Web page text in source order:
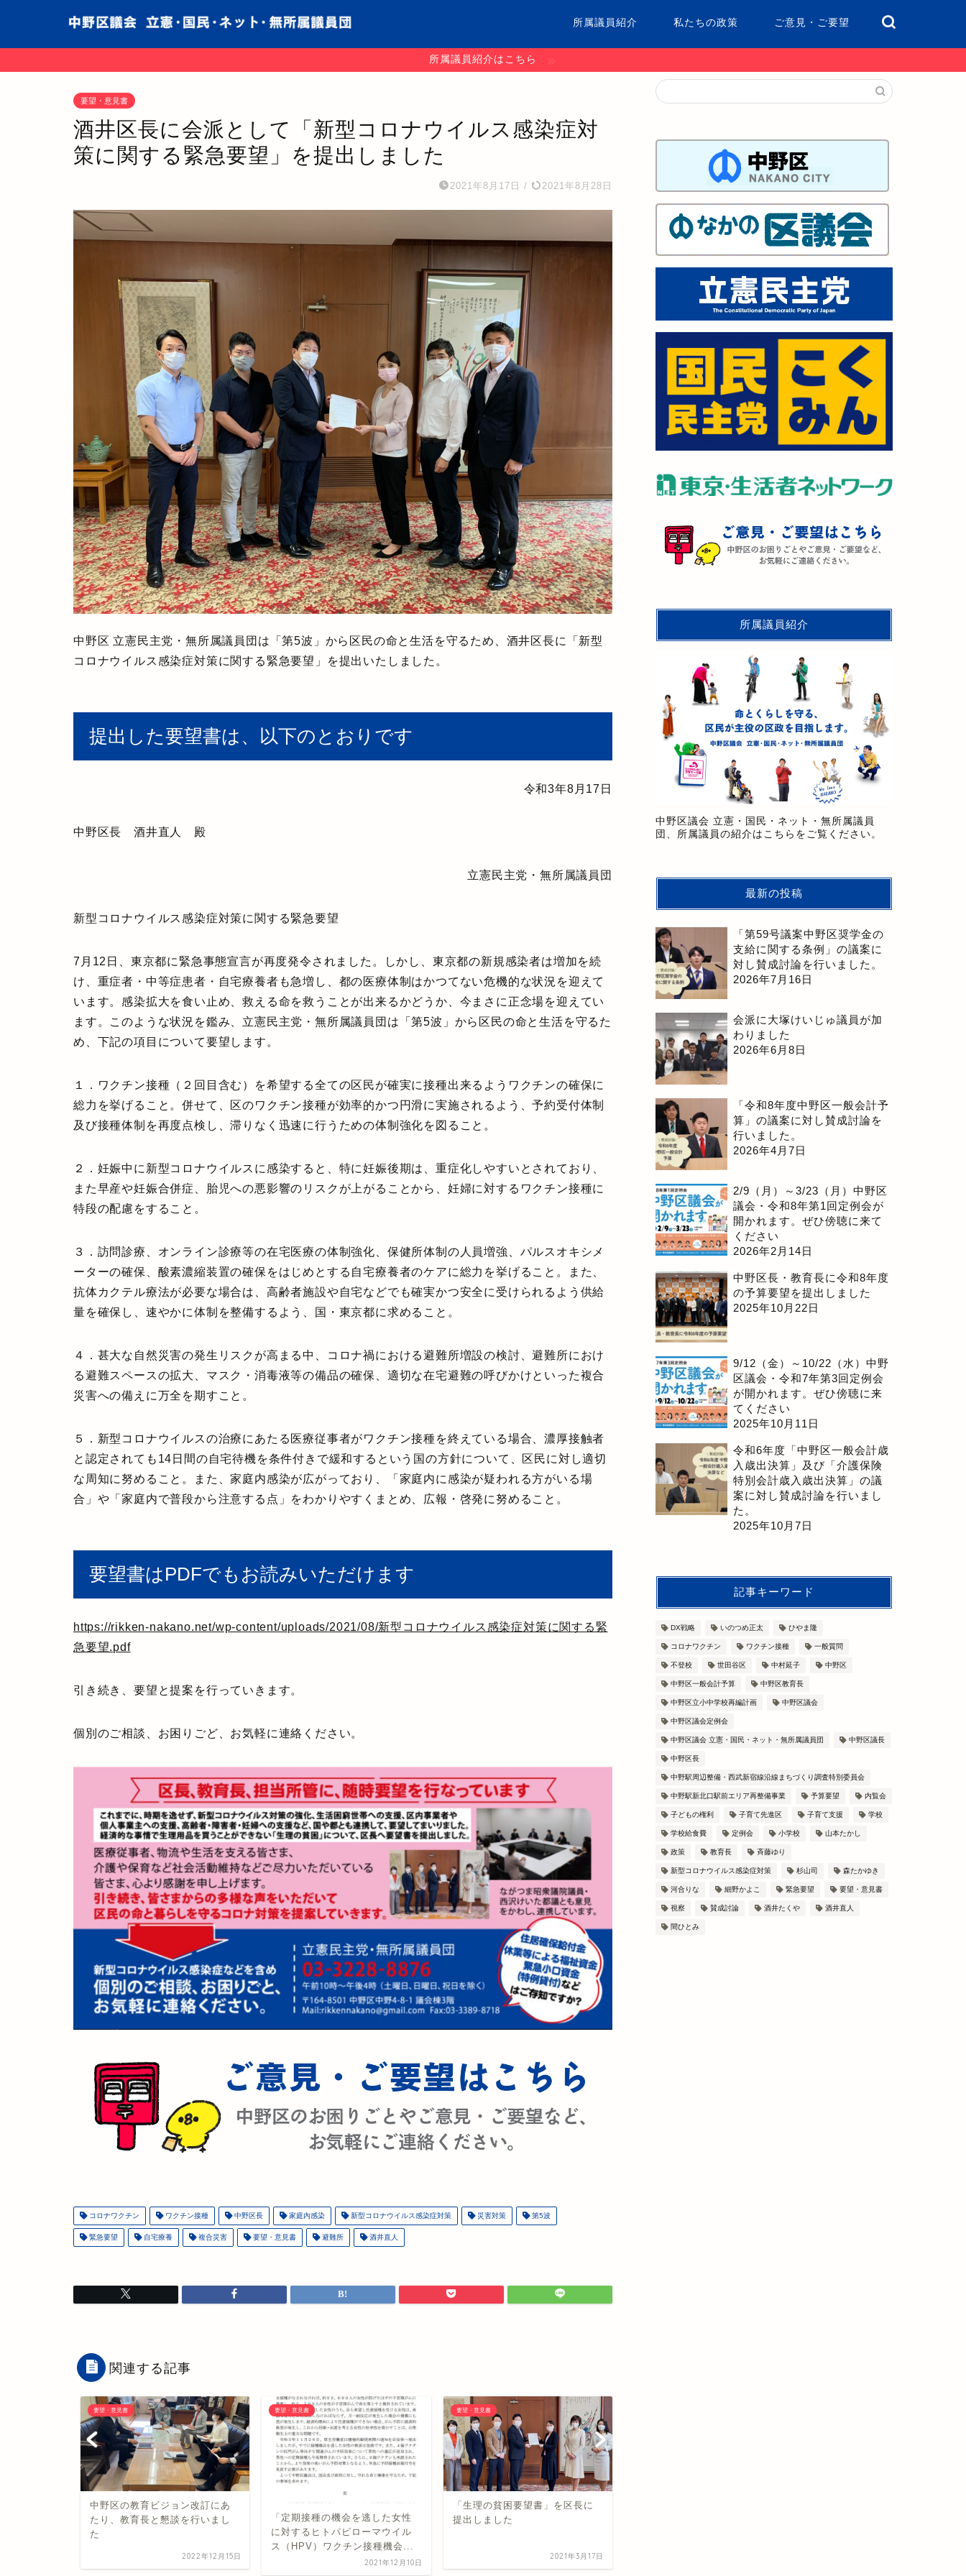
所属議員紹介 私たちの政策 ご意見・ご要望
所属議員紹介はこちら
要望・意見書
酒井区長に会派として「新型コロナウイルス感染症対
策に関する緊急要望」を提出しました
2021年8月17日 / 2021年8月28日
中野区 立憲民主党・無所属議員団は「第5波」から区民の命と生活を守るため、酒井区長に「新型
コロナウイルス感染症対策に関する緊急要望」を提出いたしました。
提出した要望書は、以下のとおりです
令和3年8月17日
中野区長 酒井直人 殿
立憲民主党・無所属議員団
新型コロナウイルス感染症対策に関する緊急要望
7月12日、東京都に緊急事態宣言が再度発令されました。しかし、東京都の新規感染者は増加を続
け、重症者・中等症患者・自宅療養者も急増し、都の医療体制はかつてない危機的な状況を迎えて
います。感染拡大を食い止め、救える命を救うことが出来るかどうか、今まさに正念場を迎えてい
ます。このような状況を鑑み、立憲民主党・無所属議員団は 「第5波」から区民の命と生活を守るた
め、 下記の項目について要望します。
１． ワクチン接種（２回目含む）を希望する全ての区民が確実に接種出来るよう ワクチンの確保に
総力を挙げること 。併せて、区のワクチン接種が効率的かつ円滑に実施されるよう、予約受付体制
及び接種体制を再度点検し、滞りなく迅速に行うための体制強化を図ること。
２． 妊娠中に新型コロナウイルスに感染すると、特に妊娠後期は、重症化しやすいとされており、
また早産や妊娠合併症、胎児への悪影響のリスクが上がることから、 妊婦に対するワクチン接種に
特段の配慮をすること 。
３． 訪問診療、オンライン診療等の在宅医療の体制強化、保健所体制の人員増強、パルスオキシメ
ーターの確保、酸素濃縮装置の確保をはじめとする 自宅療養者のケアに総力を挙げること 。また、
抗体カクテル療法が必要な場合は、高齢者施設や自宅などでも確実かつ安全に受けられるよう供給
量を確保し、速やかに体制を整備するよう、国・東京都に求めること。
４． 甚大な自然災害の発生リスクが高まる中、コロナ禍における避難所増設の検討、避難所におけ
る避難スペースの拡大、マスク・消毒液等の備品の確保、適切な在宅避難の呼びかけといった複合
災害への備えに万全を期すこと 。
５． 新型コロナウイルスの治療にあたる医療従事者がワクチン接種を終えている場合、濃厚接触者
と認定されても14日間の自宅待機を条件付きで緩和するという国の方針について、区民に対し適切
な周知に努めること。また、家庭内感染が広がっており、「家庭内に感染が疑われる方がいる場
合」や「家庭内で普段から注意する点」をわかりやすくまとめ、
広報・啓発に努めること。
要望書はPDFでもお読みいただけます
https://rikken-nakano.net/wp-content/uploads/2021/08/新型コロナウイルス感染症対策に関する緊
急要望.pdf
引き続き、要望と提案を行っていきます。
個別のご相談、お困りごど、お気軽に連絡ください。
コロナワクチン ワクチン接種 中野区長 家庭内感染 新型コロナウイルス感染症対策 災害対策 第5波
緊急要望 自宅療養 複合災害 要望・意見書 避難所 酒井直人
関連する記事
要望・意見書
中野区の教育ビジョン改訂にあ
たり、教育長と懇談を行いまし
た
2022年12月15日
要望・意見書
「定期接種の機会を逃した女性
に対するヒトパピローマウイル
ス（HPV）ワクチン接種機会...
2021年12月10日
要望・意見書
「生理の貧困要望書」を区長に
提出しました
2021年3月17日
所属議員紹介
中野区議会 立憲・国民・ネット・無所属議員
団、所属議員の紹介はこちらをご覧ください。
最新の投稿
「第59号議案中野区奨学金の
支給に関する条例」の議案に
対し賛成討論を行いました。
2026年7月16日
会派に大塚けいじゅ議員が加
わりました
2026年6月8日
「令和8年度中野区一般会計予
算」の議案に対し賛成討論を
行いました。
2026年4月7日
2/9（月）～3/23（月）中野区
議会・令和8年第1回定例会が
開かれます。ぜひ傍聴に来て
ください
2026年2月14日
中野区長・教育長に令和8年度
の予算要望を提出しました
2025年10月22日
9/12（金）～10/22（水）中野
区議会・令和7年第3回定例会
が開かれます。ぜひ傍聴に来
てください
2025年10月11日
令和6年度「中野区一般会計歳
入歳出決算」及び「介護保険
特別会計歳入歳出決算」の議
案に対し賛成討論を行いまし
た。
2025年10月7日
記事キーワード
DX戦略 いのつめ正太 ひやま隆
コロナワクチン ワクチン接種 一般質問
不登校 世田谷区 中村延子 中野区
中野区一般会計予算 中野区教育長
中野区立小中学校再編計画 中野区議会
中野区議会定例会
中野区議会 立憲・国民・ネット・無所属議員団 中野区議長
中野区長
中野駅周辺整備・西武新宿線沿線まちづくり調査特別委員会
中野駅新北口駅前エリア再整備事業 予算要望 内覧会
子どもの権利 子育て先進区 子育て支援 学校
学校給食費 定例会 小学校 山本たかし
政策 教育長 斉藤ゆり
新型コロナウイルス感染症対策 杉山司 森たかゆき
河合りな 細野かよこ 緊急要望 要望・意見書
視察 賛成討論 酒井たくや 酒井直人
間ひとみ